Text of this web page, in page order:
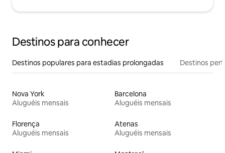
Destinos para conhecer
Destinos populares para estadias prolongadas Destinos
Nova York
Aluguéis mensais
Barcelona
Aluguéis mensais
Florença
Aluguéis mensais
Atenas
Aluguéis mensais